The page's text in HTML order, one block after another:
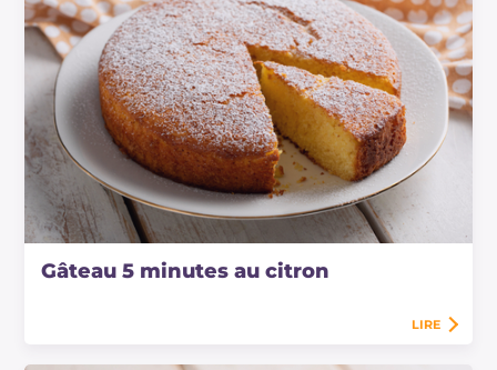
Gâteau 5 minutes au citron
LIRE